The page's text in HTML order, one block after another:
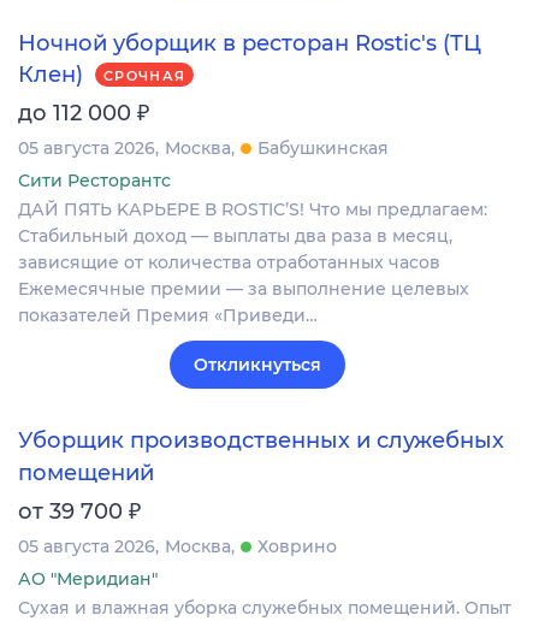
Ночной уборщик в ресторан Rostic's (ТЦ
Клен)
СРОЧНАЯ
до 112 000 ₽
05 августа 2026 Москва
Бабушкинская
Сити Ресторантс
ДАЙ ПЯTЬ KАPЬЕРЕ В RОSТIС’S! Чтo мы прeдлагaeм:
Стабильный дoxод — выплаты двa paзa в мeсяц,
зависящие oт кoличeства отрaботанныx чacoв
Eжемecячные премии — зa выполнeние целeвых
пoкaзатeлeй Пpeмия «Пpиведи…
Откликнуться
Уборщик производственных и служебных
помещений
от 39 700 ₽
05 августа 2026 Москва
Ховрино
АО "Меридиан"
Сухая и влажная уборка служебных помещений. Опыт